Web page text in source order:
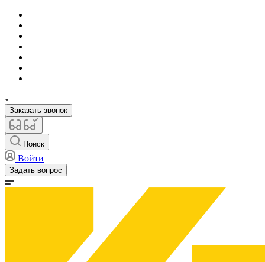
Заказать звонок
Поиск
Войти
Задать вопрос